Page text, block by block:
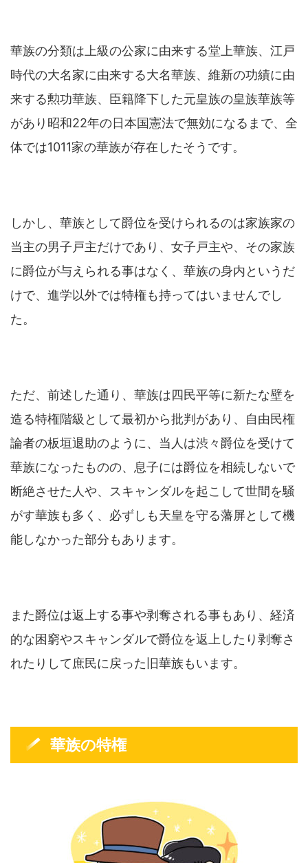
華族の分類は上級の公家に由来する堂上華族、江戸
時代の大名家に由来する大名華族、維新の功績に由
来する勲功華族、臣籍降下した元皇族の皇族華族等
があり昭和22年の日本国憲法で無効になるまで、全
体では1011家の華族が存在したそうです。
しかし、華族として爵位を受けられるのは家族家の
当主の男子戸主だけであり、女子戸主や、その家族
に爵位が与えられる事はなく、華族の身内というだ
けで、進学以外では特権も持ってはいませんでし
た。
ただ、前述した通り、華族は四民平等に新たな壁を
造る特権階級として最初から批判があり、自由民権
論者の板垣退助のように、当人は渋々爵位を受けて
華族になったものの、息子には爵位を相続しないで
断絶させた人や、スキャンダルを起こして世間を騒
がす華族も多く、必ずしも天皇を守る藩屏として機
能しなかった部分もあります。
また爵位は返上する事や剥奪される事もあり、経済
的な困窮やスキャンダルで爵位を返上したり剥奪さ
れたりして庶民に戻った旧華族もいます。
華族の特権